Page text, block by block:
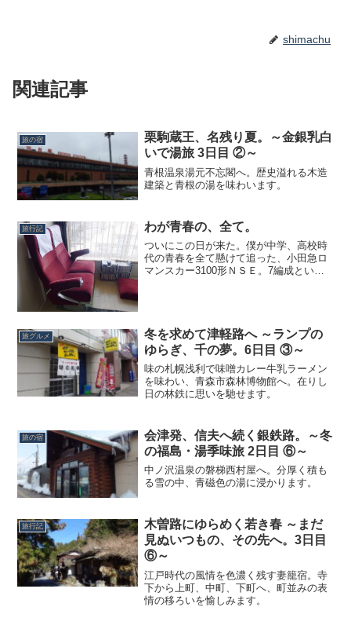
shimachu
関連記事
旅の宿
栗駒蔵王、名残り夏。～金銀乳白
いで湯旅 3日目 ②～
青根温泉湯元不忘閣へ。歴史溢れる木造
建築と青根の湯を味わいます。
旅行記 わが青春の、全て。
ついにこの日が来た。僕が中学、高校時
代の青春を全て懸けて追った、小田急ロ
マンスカー3100形ＮＳＥ。7編成という
旅グルメ
冬を求めて津軽路へ ～ランプの
ゆらぎ、千の夢。6日目 ③～
味の札幌浅利で味噌カレー牛乳ラーメン
を味わい、青森市森林博物館へ。在りし
日の林鉄に思いを馳せます。
旅の宿
会津発、信夫へ続く銀鉄路。～冬
の福島・湯季味旅 2日目 ⑥～
中ノ沢温泉の磐梯西村屋へ。分厚く積も
る雪の中、青磁色の湯に浸かります。
旅行記
木曽路にゆらめく若き春 ～まだ
見ぬいつもの、その先へ。3日目
⑥～
江戸時代の風情を色濃く残す妻籠宿。寺
下から上町、中町、下町へ、町並みの表
情の移ろいを愉しみます。